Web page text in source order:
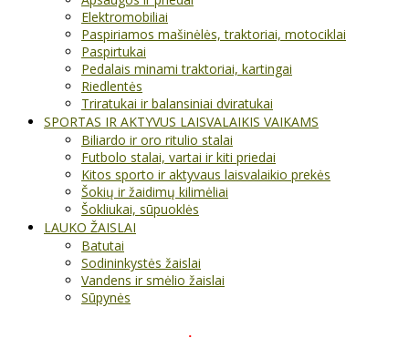
Elektromobiliai
Paspiriamos mašinėlės, traktoriai, motociklai
Paspirtukai
Pedalais minami traktoriai, kartingai
Riedlentės
Triratukai ir balansiniai dviratukai
SPORTAS IR AKTYVUS LAISVALAIKIS VAIKAMS
Biliardo ir oro ritulio stalai
Futbolo stalai, vartai ir kiti priedai
Kitos sporto ir aktyvaus laisvalaikio prekės
Šokių ir žaidimų kilimėliai
Šokliukai, sūpuoklės
LAUKO ŽAISLAI
Batutai
Sodininkystės žaislai
Vandens ir smėlio žaislai
Sūpynės